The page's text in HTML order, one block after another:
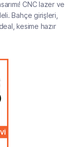
CNC lazer ve
Bahçe girişleri,
kesime hazır